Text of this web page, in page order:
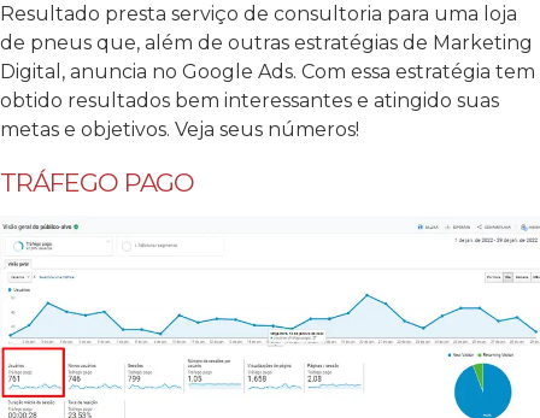
Resultado presta serviço de consultoria para uma loja
de pneus que, além de outras estratégias de Marketing
Digital, anuncia no Google Ads. Com essa estratégia tem
obtido resultados bem interessantes e atingido suas
metas e objetivos. Veja seus números!
TRÁFEGO PAGO